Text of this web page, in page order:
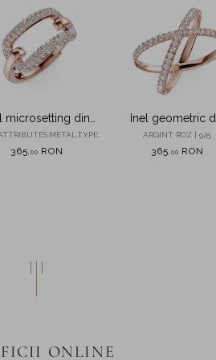
microsetting din
roz cu zirconii
365 00 RON
Inel geometric
argint roz cu
ARGINT ROZ | 925
365 00 RON
ONLINE